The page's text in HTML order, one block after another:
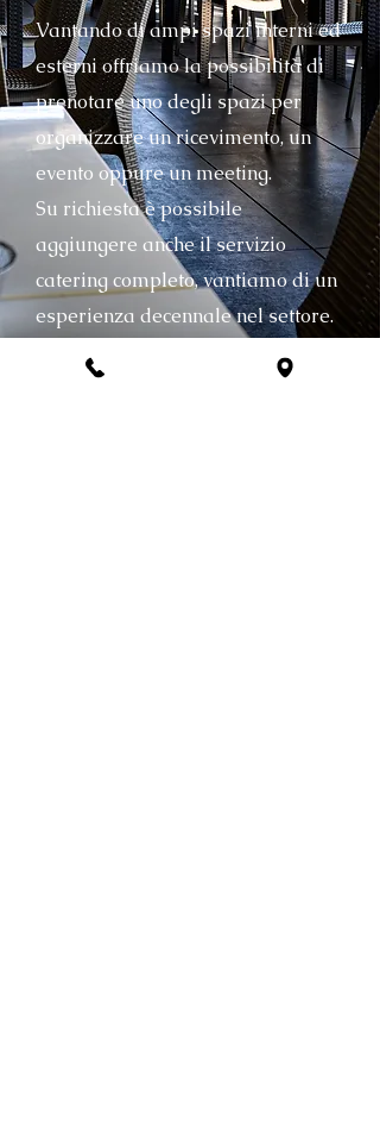
Vantando di ampi spazi interni ed
esterni offriamo la possibilità di
prenotare uno degli spazi per
organizzare un ricevimento, un
evento oppure un meeting.
Su richiesta è possibile
aggiungere anche il servizio
catering completo, vantiamo di un
esperienza decennale nel settore.